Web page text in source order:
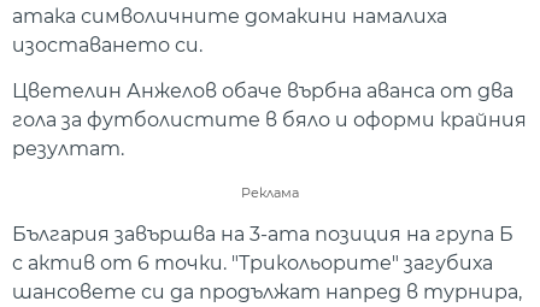
атака символичните домакини намалиха
изоставането си.
Цветелин Анжелов обаче върбна аванса от два
гола за футболистите в бяло и оформи крайния
резултат.
Реклама
България завършва на 3-ата позиция на група Б
с актив от 6 точки. "Трикольорите" загубиха
шансовете си да продължат напред в турнира,